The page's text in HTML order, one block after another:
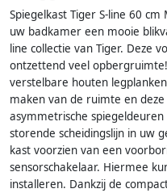
Spiegelkast Tiger S-line 60
uw badkamer een mooie
line collectie van Tiger. Deze
ontzettend veel
verstelbare houten
maken van de ruimte en
asymmetrische
storende scheidingslijn in uw
kast voorzien van een
sensorschakelaar. Hiermee
installeren. Dankzij de